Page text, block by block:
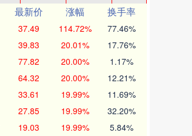
最新价 涨幅
换手率
37.49 114.72% 77.46%
39.83 20.01% 17.76%
77.82 20.00% 1.17%
64.32 20.00% 12.21%
33.61 19.99% 11.69%
27.85 19.99% 32.20%
19.03 19.99% 5.84%